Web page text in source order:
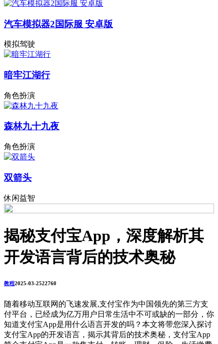
汽车模拟器2国际服 安卓版
模拟驾驶
暗牢江湖行
角色扮演
森林九十九夜
角色扮演
双箭头
休闲益智
揭秘支付宝App，深度解析其
开发语言背后的技术奥秘
教程2025-03-2522760
随着移动互联网的飞速发展,支付宝作为中国领先的第三方支
付平台，已经成为亿万用户日常生活中不可或缺的一部分，你
知道支付宝App是用什么语言开发的吗？本文将带您深入探讨
支付宝App的开发语言，揭示其背后的技术奥秘，支付宝App